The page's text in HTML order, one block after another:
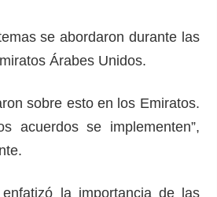
se abordaron durante las
Árabes Unidos.
sobre esto en los Emiratos.
acuerdos se implementen”,
la importancia de las